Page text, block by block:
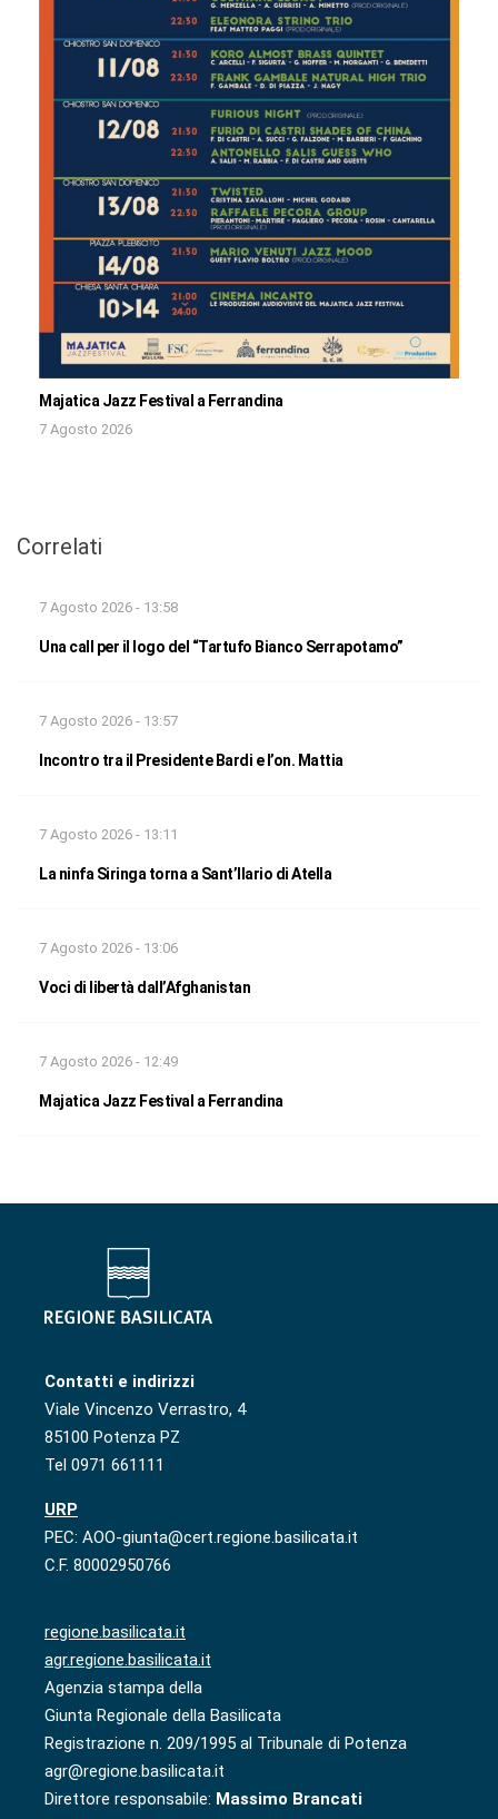
Majatica Jazz Festival a Ferrandina
7 Agosto 2026
Correlati
7 Agosto 2026 - 13:58
Una call per il logo del “Tartufo Bianco Serrapotamo”
7 Agosto 2026 - 13:57
Incontro tra il Presidente Bardi e l’on. Mattia
7 Agosto 2026 - 13:11
La ninfa Siringa torna a Sant’Ilario di Atella
7 Agosto 2026 - 13:06
Voci di libertà dall’Afghanistan
7 Agosto 2026 - 12:49
Majatica Jazz Festival a Ferrandina
Contatti e indirizzi
Viale Vincenzo Verrastro, 4
85100 Potenza PZ
Tel 0971 661111
URP
PEC: AOO-giunta@cert.regione.basilicata.it
C.F. 80002950766
regione.basilicata.it
agr.regione.basilicata.it
Agenzia stampa della
Giunta Regionale della Basilicata
Registrazione n. 209/1995 al Tribunale di Potenza
agr@regione.basilicata.it
Direttore responsabile: Massimo Brancati